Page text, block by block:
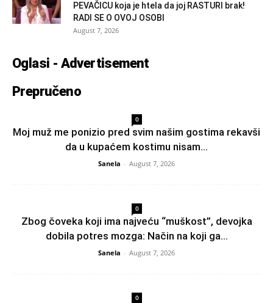
PEVAČICU koja je htela da joj RASTURI brak!
RADI SE O OVOJ OSOBI
August 7, 2026
Oglasi - Advertisement
Prepručeno
0
Moj muž me ponizio pred svim našim gostima rekavši
da u kupaćem kostimu nisam...
Sanela - August 7, 2026
0
Zbog čoveka koji ima najveću “muškost”, devojka
dobila potres mozga: Način na koji ga...
Sanela - August 7, 2026
0